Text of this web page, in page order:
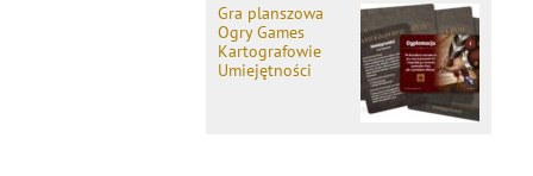
Gra planszowa
Ogry Games
Kartografowie
Umiejętności